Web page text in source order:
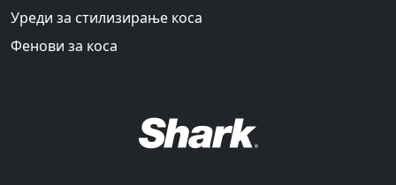
Уреди за стилизирање коса
Фенови за коса